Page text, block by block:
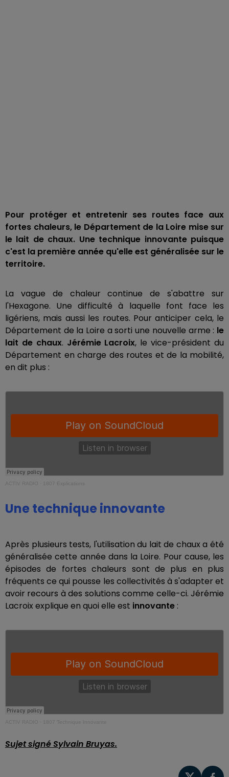
Pour protéger et entretenir ses routes face aux
fortes chaleurs, le Département de la Loire mise sur
le lait de chaux. Une technique innovante puisque
c'est la première année qu'elle est généralisée sur le
territoire.
La vague de chaleur continue de s'abattre sur
l'Hexagone. Une difficulté à laquelle font face les
ligériens, mais aussi les routes. Pour anticiper cela, le
Département de la Loire a sorti une nouvelle arme : le
lait de chaux. Jérémie Lacroix, le vice-président du
Département en charge des routes et de la mobilité,
en dit plus :
ACTIV RADIO 1807 Explications
Une technique innovante
Après plusieurs tests, l'utilisation du lait de chaux a été
généralisée cette année dans la Loire. Pour cause, les
épisodes de fortes chaleurs sont de plus en plus
fréquents ce qui pousse les collectivités à s'adapter et
avoir recours à des solutions comme celle-ci. Jérémie
Lacroix explique en quoi elle est innovante :
ACTIV RADIO 1807 Technique Innovante
Sujet signé Sylvain Bruyas.